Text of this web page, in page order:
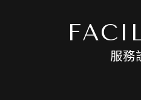
服務